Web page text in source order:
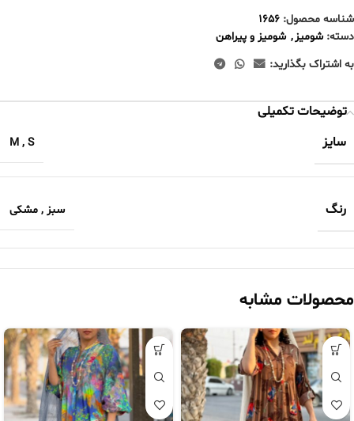
شناسه محصول: ۱۶۵۶
دسته: شومیز , شومیز و پیراهن
به اشتراک بگذارید:
توضیحات تکمیلی
سایز
M , S
رنگ سبز , مشکی
محصولات مشابه